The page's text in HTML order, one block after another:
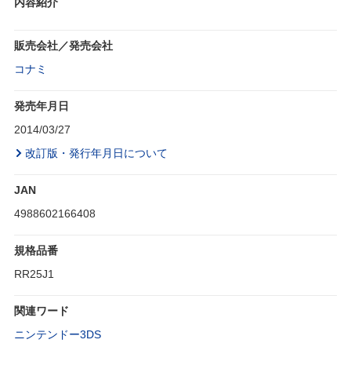
内容紹介
販売会社／発売会社
コナミ
発売年月日
2014/03/27
改訂版・発行年月日について
JAN
4988602166408
規格品番
RR25J1
関連ワード
ニンテンドー3DS